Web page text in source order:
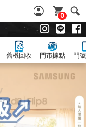
0
舊機回收 門市據點 門